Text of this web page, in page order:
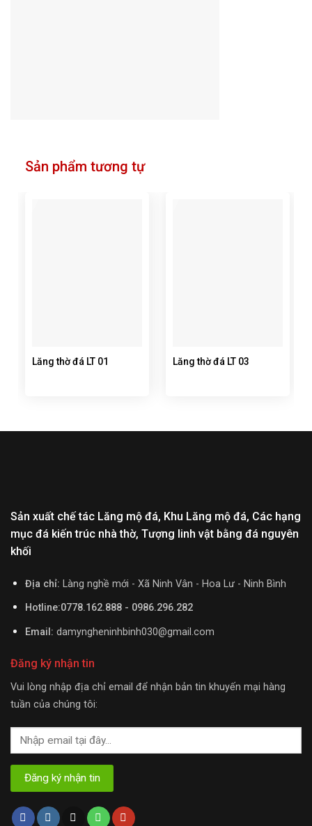
Sản phẩm tương tự
Lăng thờ đá LT 01 Lăng thờ đá LT 03
Sản xuất chế tác Lăng mộ đá, Khu Lăng mộ đá, Các hạng
mục đá kiến trúc nhà thờ, Tượng linh vật bằng đá nguyên
khối
Địa chỉ: Làng nghề mới - Xã Ninh Vân - Hoa Lư - Ninh Bình
Hotline:0778.162.888 - 0986.296.282
Email: damyngheninhbinh030@gmail.com
Đăng ký nhận tin
Vui lòng nhập địa chỉ email để nhận bản tin khuyến mại hàng
tuần của chúng tôi: